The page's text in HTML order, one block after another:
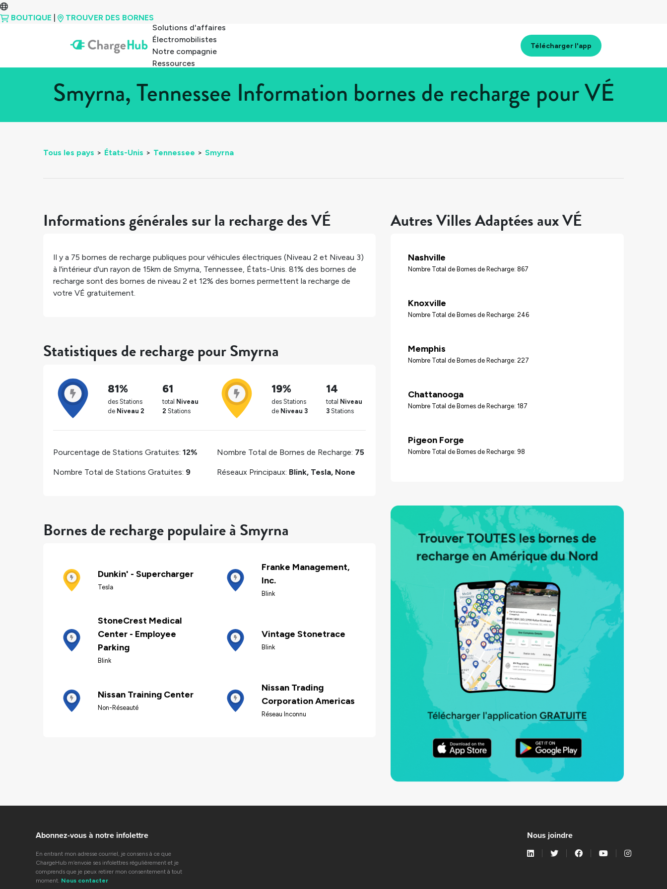
BOUTIQUE
TROUVER DES BORNES
Solutions d'affaires
Électromobilistes
Notre compagnie
Ressources
Télécharger l'app
Smyrna, Tennessee Information bornes de recharge pour VÉ
Tous les pays > États-Unis > Tennessee > Smyrna
Informations générales sur la recharge des VÉ
Il y a 75 bornes de recharge publiques pour véhicules électriques (Niveau 2 et Niveau 3)
à l'intérieur d'un rayon de 15km de Smyrna, Tennessee, États-Unis. 81% des bornes de
recharge sont des bornes de niveau 2 et 12% des bornes permettent la recharge de
votre VÉ gratuitement.
Statistiques de recharge pour Smyrna
81%
des Stations
de Niveau 2
61
total Niveau
2 Stations
19%
des Stations
de Niveau 3
14
total Niveau
3 Stations
Pourcentage de Stations Gratuites: 12%
Nombre Total de Stations Gratuites: 9
Nombre Total de Bornes de Recharge: 75
Réseaux Principaux: Blink, Tesla, None
Bornes de recharge populaire à Smyrna
Dunkin' - Supercharger
Tesla
Franke Management,
Inc.
Blink
StoneCrest Medical
Center - Employee
Parking
Blink
Vintage Stonetrace
Blink
Nissan Training Center
Non-Réseauté
Nissan Trading
Corporation Americas
Réseau Inconnu
Autres Villes Adaptées aux VÉ
Nashville
Nombre Total de Bornes de Recharge: 867
Knoxville
Nombre Total de Bornes de Recharge: 246
Memphis
Nombre Total de Bornes de Recharge: 227
Chattanooga
Nombre Total de Bornes de Recharge: 187
Pigeon Forge
Nombre Total de Bornes de Recharge: 98
Abonnez-vous à notre infolettre
En entrant mon adresse courriel, je consens à ce que
ChargeHub m’envoie ses infolettres régulièrement et je
comprends que je peux retirer mon consentement à tout
moment. Nous contacter
Nous joindre